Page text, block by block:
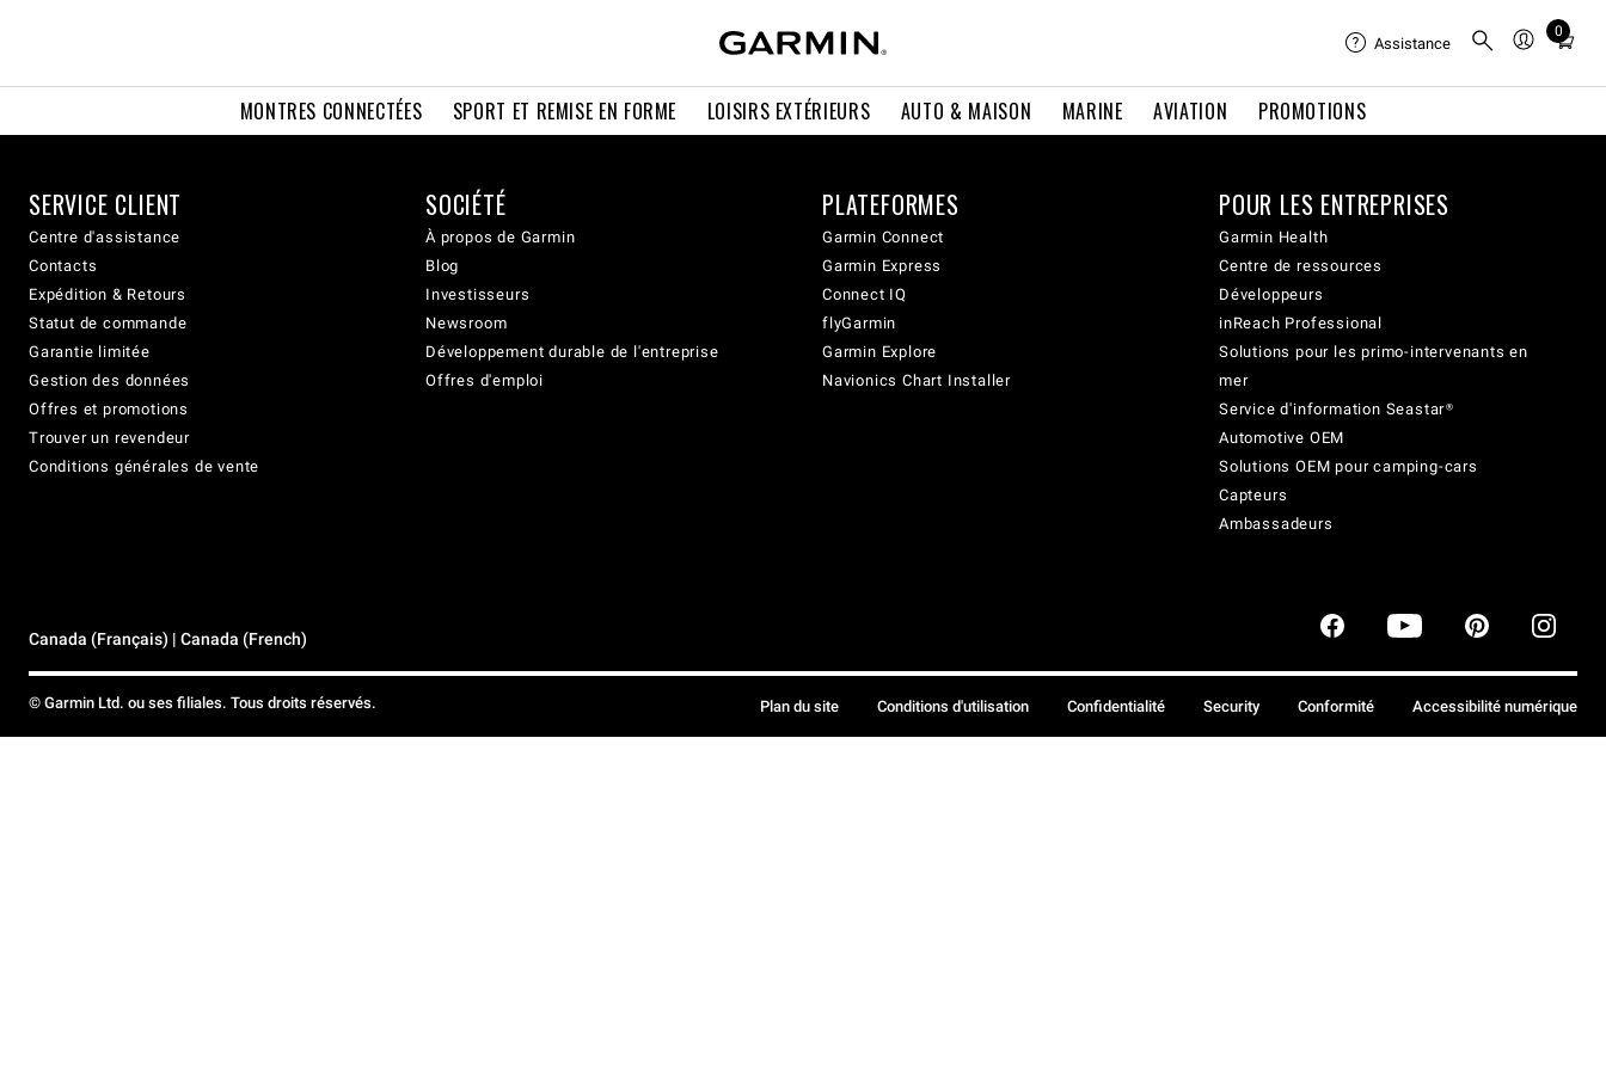
MONTRES CONNECTÉES SPORT ET REMISE EN FORME LOISIRS EXTÉRIEURS AUTO & MAISON MARINE AVIATION PROMOTIONS
Assistance
0
Total
cart:
SERVICE CLIENT
Centre d'assistance
Contacts
Expédition & Retours
Statut de commande
Garantie limitée
Gestion des données
Offres et promotions
Trouver un revendeur
Conditions générales de vente
SOCIÉTÉ
À propos de Garmin
Blog
Investisseurs
Newsroom
Développement durable de l'entreprise
Offres d'emploi
PLATEFORMES
Garmin Connect
Garmin Express
Connect IQ
flyGarmin
Garmin Explore
Navionics Chart Installer
POUR LES ENTREPRISES
Garmin Health
Centre de ressources
Développeurs
inReach Professional
Solutions pour les primo-intervenants en
mer
Service d'information Seastar®
Automotive OEM
Solutions OEM pour camping-cars
Capteurs
Ambassadeurs
Canada (Français) | Canada (French)
© Garmin Ltd. ou ses filiales. Tous droits réservés. Plan du site Conditions d'utilisation Confidentialité Security Conformité Accessibilité numérique